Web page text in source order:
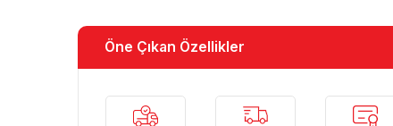
Öne Çıkan Özellikler